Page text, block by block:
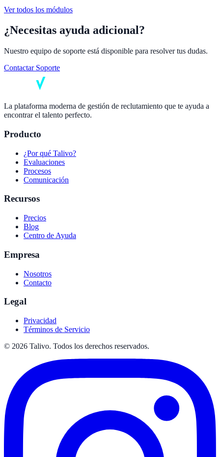
Ver todos los módulos
¿Necesitas ayuda adicional?
Nuestro equipo de soporte está disponible para resolver tus dudas.
Contactar Soporte
La plataforma moderna de gestión de reclutamiento que te ayuda a
encontrar el talento perfecto.
Producto
¿Por qué Talivo?
Evaluaciones
Procesos
Comunicación
Recursos
Precios
Blog
Centro de Ayuda
Empresa
Nosotros
Contacto
Legal
Privacidad
Términos de Servicio
© 2026 Talivo. Todos los derechos reservados.